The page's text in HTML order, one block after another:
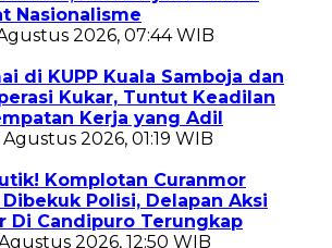
Nasionalisme
2026, 07:44 WIB
di KUPP Kuala Samboja dan
Kukar, Tuntut Keadilan
Kerja yang Adil
2026, 01:19 WIB
Komplotan Curanmor
Polisi, Delapan Aksi
Di Candipuro Terungkap
2026, 12:50 WIB